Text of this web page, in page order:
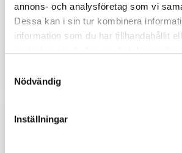
annons- och analysföretag som vi
Dessa kan i sin tur kombinera
information som du har tillhandahållit
Nödvändig
Inställningar
Vorsteh
Rund dekal i 3D-variant av hög
kvalitet med ett motiv av en
storlekar 10 cm , 15 cm och 30
79SEK
INFO
Mössa i